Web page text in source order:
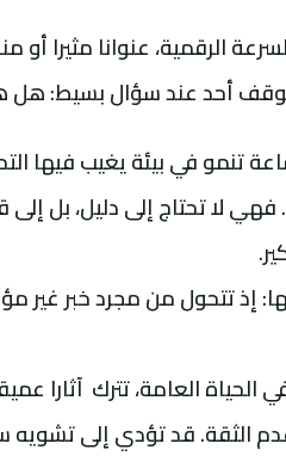
الرقمية، عنوانا مثيرا أو
أحد عند سؤال بسيط: هل
تنمو في بيئة يغيب فيها
لا تحتاج إلى دليل، بل
إذ تتحول من مجرد خبر غير
الحياة العامة، تترك آثارا
الثقة. قد تؤدي إلى تشويه